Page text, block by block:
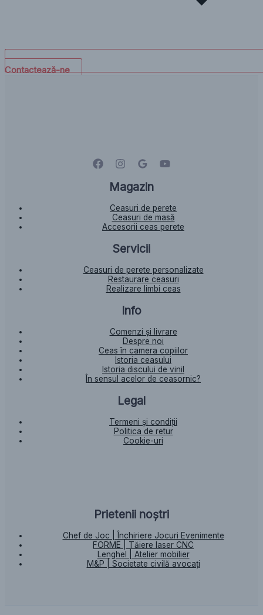
Contactează-ne
Magazin
Ceasuri de perete
Ceasuri de masă
Accesorii ceas perete
Servicii
Ceasuri de perete personalizate
Restaurare ceasuri
Realizare limbi ceas
Info
Comenzi și livrare
Despre noi
Ceas în camera copiilor
Istoria ceasului​
Istoria discului de vinil
În sensul acelor de ceasornic?
Legal
Termeni și condiții
Politica de retur
Cookie-uri
Prietenii noștri
Chef de Joc | Închiriere Jocuri Evenimente
FORME | Tăiere laser CNC
Lenghel | Atelier mobilier
M&P | Societate civilă avocați